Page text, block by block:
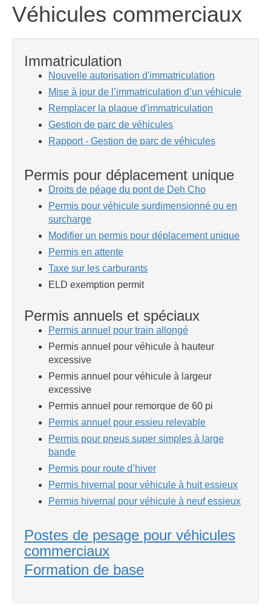
Véhicules commerciaux
Immatriculation
Nouvelle autorisation d'immatriculation
Mise à jour de l’immatriculation d’un véhicule
Remplacer la plaque d'immatriculation
Gestion de parc de véhicules
Rapport - Gestion de parc de véhicules
Permis pour déplacement unique
Droits de péage du pont de Deh Cho
Permis pour véhicule surdimensionné ou en
surcharge
Modifier un permis pour déplacement unique
Permis en attente
Taxe sur les carburants
ELD exemption permit
Permis annuels et spéciaux
Permis annuel pour train allongé
Permis annuel pour véhicule à hauteur
excessive
Permis annuel pour véhicule à largeur
excessive
Permis annuel pour remorque de 60 pi
Permis annuel pour essieu relevable
Permis pour pneus super simples à large
bande
Permis pour route d’hiver
Permis hivernal pour véhicule à huit essieux
Permis hivernal pour véhicule à neuf essieux
Postes de pesage pour véhicules
commerciaux
Formation de base